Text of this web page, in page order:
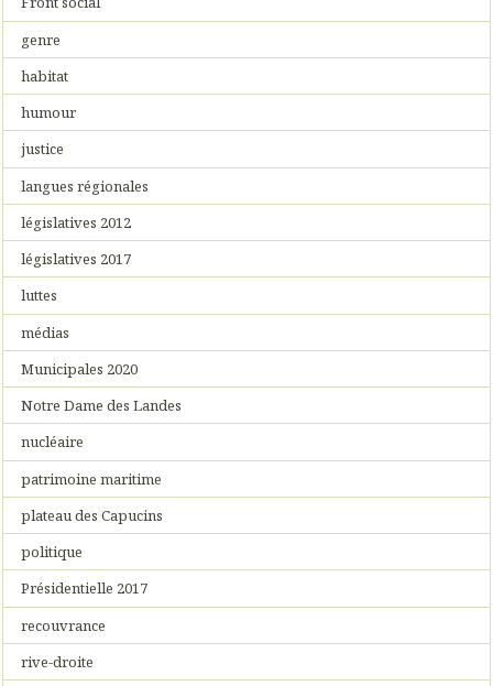
genre
habitat
humour
justice
langues régionales
législatives 2012
législatives 2017
luttes
médias
Municipales 2020
Notre Dame des Landes
nucléaire
patrimoine maritime
plateau des Capucins
politique
Présidentielle 2017
recouvrance
rive-droite